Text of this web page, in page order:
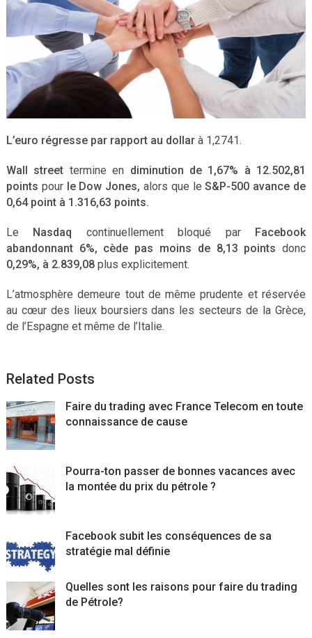
L’euro régresse par rapport au dollar à 1,2741.
Wall street termine en diminution de 1,67% à 12.502,81
points pour le Dow Jones,alors que le S&P-500 avance de
0,64 point à 1.316,63 points.
Le Nasdaq continuellement bloqué par Facebook
abandonnant 6%, cède pas moins de 8,13 points donc
0,29%, à 2.839,08plus explicitement.
L’atmosphère demeure tout de même prudente et réservée
au cœur des lieux boursiers dans les secteurs de la Grèce,
de l’Espagne et même de l’Italie.
Related Posts
Faire du trading avec France Telecom en toute
connaissance de cause
Pourra-ton passer de bonnes vacances avec
la montée du prix du pétrole ?
Facebook subit les conséquences de sa
stratégie mal définie
Quelles sont les raisons pour faire du trading
de Pétrole?